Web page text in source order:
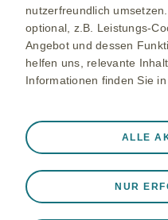
Bestellservice
Therapiegebiete
Meningokokken-
Registrieren Sie sich und
medizinischen
Service erhalten Sie
Studien, Einladungen zu
nutzerfreundlich
optional, z.B. Leistungs-
Angebot und dessen
helfen uns, relevante
Informationen finden Sie
Nur
funktioniert, z. B. um
Website-Besuchs zu
NUR
ALLE